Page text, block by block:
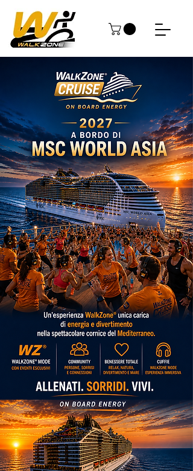
WALKZONE®
CRUISE 2027
ON BOARD ENERGY
Un'esperienza unica di fitness, energia e
divertimento nella spettacolare cornice del
Mediterraneo.